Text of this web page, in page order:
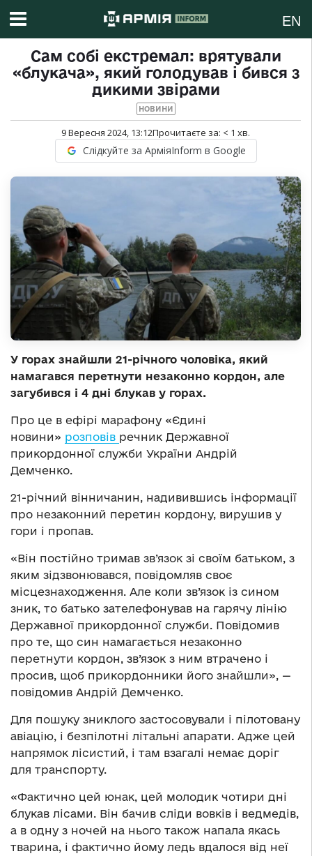
EN
Сам собі екстремал: врятували
«блукача», який голодував і бився з
дикими звірами
НОВИНИ
9 Вересня 2024, 13:12Прочитаєте за: < 1 хв.
Слідкуйте за АрміяInform в Google
У горах знайшли 21-річного чоловіка, який
намагався перетнути незаконно кордон, але
загубився і 4 дні блукав у горах.
Про це в ефірі марафону «Єдині
новини» розповів речник Державної
прикордонної служби України Андрій
Демченко.
21-річний вінничанин, надивившись інформації
про незаконний перетин кордону, вирушив у
гори і пропав.
«Він постійно тримав зв’язок зі своїм батьком, з
яким зідзвонювався, повідомляв своє
місцезнаходження. Але коли зв’язок із сином
зник, то батько зателефонував на гарячу лінію
Державної прикордонної служби. Повідомив
про те, що син намагається незаконно
перетнути кордон, зв’язок з ним втрачено і
просив, щоб прикордонники його знайшли», —
повідомив Андрій Демченко.
Для пошуку зниклого застосовували і пілотовану
авіацію, і безпілотні літальні апарати. Адже цей
напрямок лісистий, і там взагалі немає доріг
для транспорту.
«Фактично цей юнак, цей молодик чотири дні
блукав лісами. Він бачив сліди вовків і ведмедів,
а в одну з ночей на нього також напала якась
тварина, і фактично йому ледь вдалося від неї